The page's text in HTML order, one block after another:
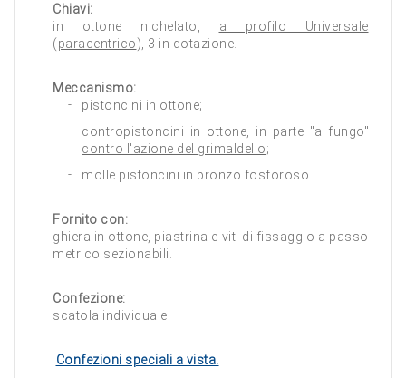
Chiavi:
in ottone nichelato, a profilo Universale
(paracentrico), 3 in dotazione.
Meccanismo:
pistoncini in ottone;
contropistoncini in ottone, in parte "a fungo"
contro l'azione del grimaldello;
molle pistoncini in bronzo fosforoso.
Fornito con:
ghiera in ottone, piastrina e viti di fissaggio a passo
metrico sezionabili.
Confezione:
scatola individuale.
Confezioni speciali a vista.